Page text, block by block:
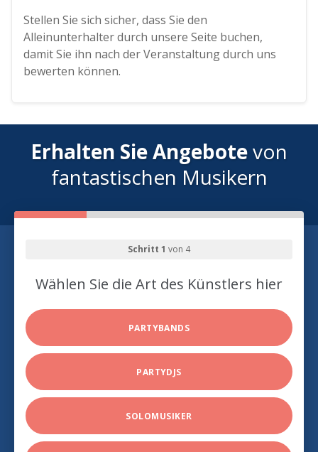
Stellen Sie sich sicher, dass Sie den
Alleinunterhalter durch unsere Seite buchen,
damit Sie ihn nach der Veranstaltung durch uns
bewerten können.
Erhalten Sie Angebotevon
fantastischen Musikern
Schritt 1 von 4
Wählen Sie die Art des Künstlers hier
PARTYBANDS
PARTYDJS
SOLOMUSIKER